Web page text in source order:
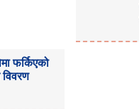
फर्किएको
विवरण